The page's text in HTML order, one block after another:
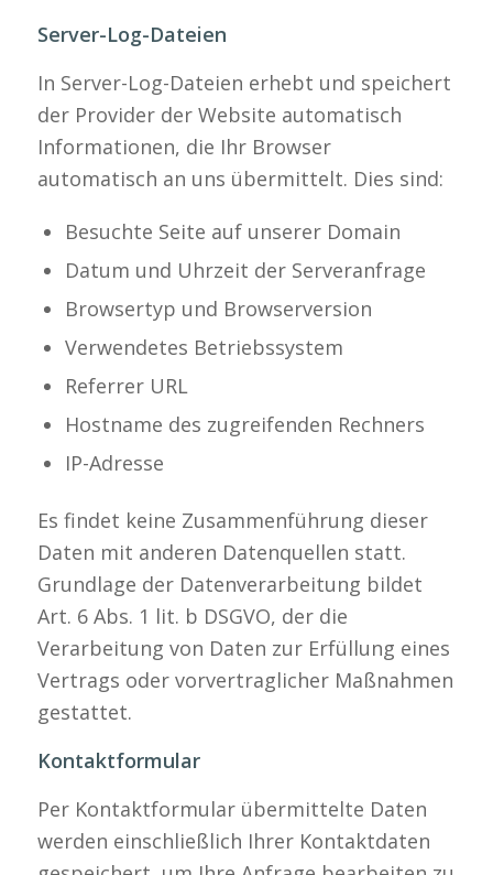
Server-Log-Dateien
In Server-Log-Dateien erhebt und speichert
der Provider der Website automatisch
Informationen, die Ihr Browser
automatisch an uns übermittelt. Dies sind:
Besuchte Seite auf unserer Domain
Datum und Uhrzeit der Serveranfrage
Browsertyp und Browserversion
Verwendetes Betriebssystem
Referrer URL
Hostname des zugreifenden Rechners
IP-Adresse
Es findet keine Zusammenführung dieser
Daten mit anderen Datenquellen statt.
Grundlage der Datenverarbeitung bildet
Art. 6 Abs. 1 lit. b DSGVO, der die
Verarbeitung von Daten zur Erfüllung eines
Vertrags oder vorvertraglicher Maßnahmen
gestattet.
Kontaktformular
Per Kontaktformular übermittelte Daten
werden einschließlich Ihrer Kontaktdaten